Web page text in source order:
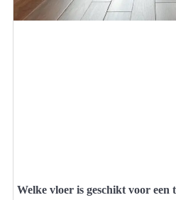
Welke vloer is geschikt voor een